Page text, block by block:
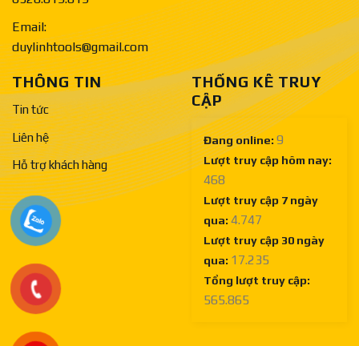
Email:
duylinhtools@gmail.com
THÔNG TIN
Tin tức
Liên hệ
Hỗ trợ khách hàng
THỐNG KÊ TRUY
CẬP
Đang online: 9
Lượt truy cập hôm nay:
468
Lượt truy cập 7 ngày
qua: 4.747
Lượt truy cập 30 ngày
qua: 17.235
Tổng lượt truy cập:
565.865